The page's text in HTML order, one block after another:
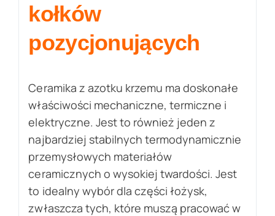
kołków
pozycjonujących
Ceramika z azotku krzemu ma doskonałe
właściwości mechaniczne, termiczne i
elektryczne. Jest to również jeden z
najbardziej stabilnych termodynamicznie
przemysłowych materiałów
ceramicznych o wysokiej twardości. Jest
to idealny wybór dla części łożysk,
zwłaszcza tych, które muszą pracować w